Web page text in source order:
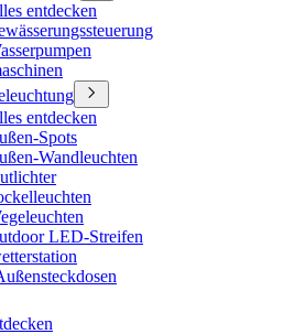
entdecken
entdecken
Spots
Wandleuchten
LED-Streifen